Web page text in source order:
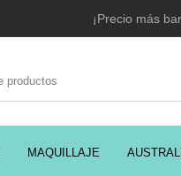
¡Precio más
MAQUILLAJE